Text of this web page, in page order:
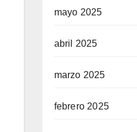
mayo 2025
abril 2025
marzo 2025
febrero 2025